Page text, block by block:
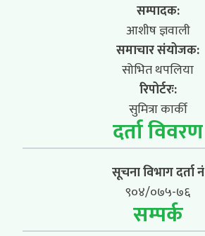
सम्पादक:
आशीष ज्ञवाली
समाचार संयोजक:
सोभित थपलिया
रिपोर्टरः:
सुमित्रा कार्की
दर्ता विवरण
सूचना विभाग दर्ता नं
९०४/०७५-७६
सम्पर्क